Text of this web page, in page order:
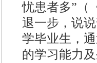
忧患者多”（
退一步，说
学毕业生，
的学习能力